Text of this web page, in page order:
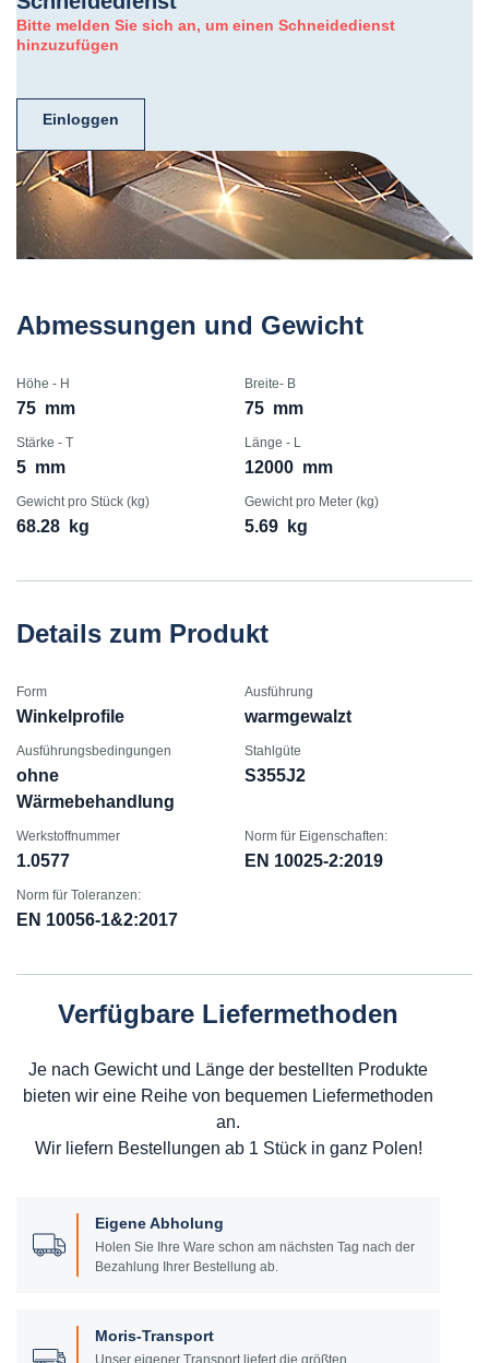
Bitte melden Sie sich an, um einen Schneidedienst
hinzuzufügen
Einloggen
Abmessungen und Gewicht
Höhe - H
75 mm
Breite- B
75 mm
Stärke - T
5 mm
Länge - L
12000 mm
Gewicht pro Stück (kg)
68.28 kg
Gewicht pro Meter (kg)
5.69 kg
Details zum Produkt
Form
Winkelprofile
Ausführung
warmgewalzt
Ausführungsbedingungen
ohne
Wärmebehandlung
Stahlgüte
S355J2
Werkstoffnummer
1.0577
Norm für Eigenschaften:
EN 10025-2:2019
Norm für Toleranzen:
EN 10056-1&2:2017
Verfügbare Liefermethoden
Je nach Gewicht und Länge der bestellten Produkte
bieten wir eine Reihe von bequemen Liefermethoden
an.
Wir liefern Bestellungen ab 1 Stück in ganz Polen!
Eigene Abholung
Holen Sie Ihre Ware schon am nächsten Tag nach der
Bezahlung Ihrer Bestellung ab.
Moris-Transport
Unser eigener Transport liefert die größten